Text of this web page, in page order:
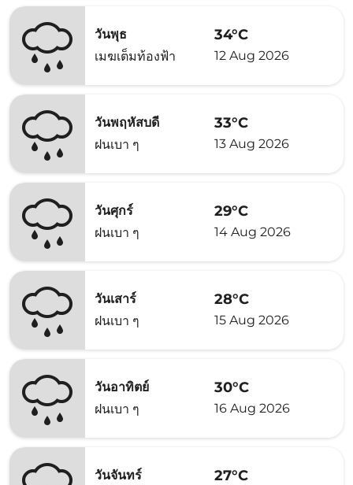
วันพุธ
เมฆเต็มท้องฟ้า
34°C
12 Aug 2026
วันพฤหัสบดี
ฝนเบา ๆ
33°C
13 Aug 2026
วันศุกร์
ฝนเบา ๆ
29°C
14 Aug 2026
วันเสาร์
ฝนเบา ๆ
28°C
15 Aug 2026
วันอาทิตย์
ฝนเบา ๆ
30°C
16 Aug 2026
วันจันทร์
27°C